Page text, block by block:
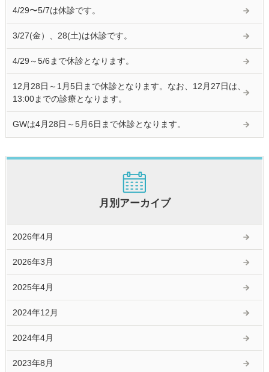
4/29〜5/7は休診です。
3/27(金）、28(土)は休診です。
4/29～5/6まで休診となります。
12月28日～1月5日まで休診となります。なお、12月27日は、
13:00までの診療となります。
GWは4月28日～5月6日まで休診となります。
月別アーカイブ
2026年4月
2026年3月
2025年4月
2024年12月
2024年4月
2023年8月